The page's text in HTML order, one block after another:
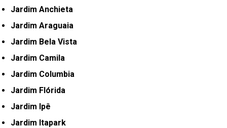
Jardim Anchieta
Jardim Araguaia
Jardim Bela Vista
Jardim Camila
Jardim Columbia
Jardim Flórida
Jardim Ipê
Jardim Itapark